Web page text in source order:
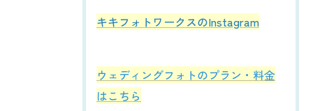
​​​​キキフォトワークスのInstagram
ウェディングフォトのプラン・料金
はこちら